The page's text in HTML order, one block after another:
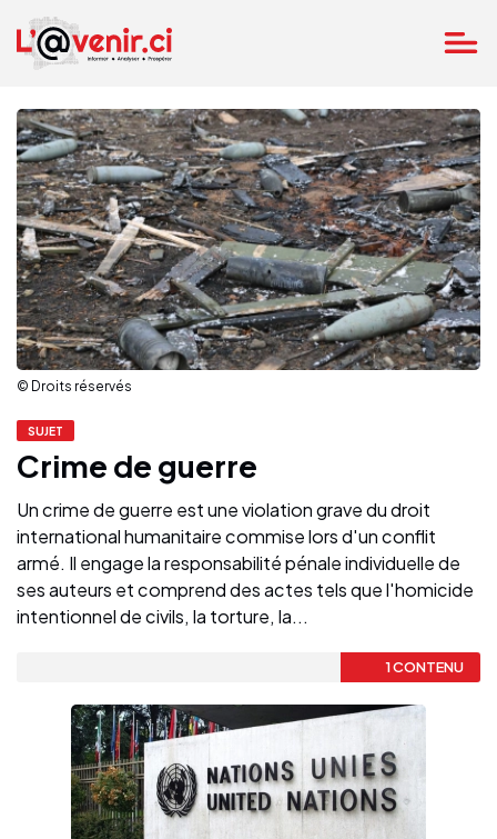
© Droits réservés
SUJET
Crime de guerre
Un crime de guerre est une violation grave du droit
international humanitaire commise lors d'un conflit
armé. Il engage la responsabilité pénale individuelle de
ses auteurs et comprend des actes tels que l'homicide
intentionnel de civils, la torture, la...
1 CONTENU